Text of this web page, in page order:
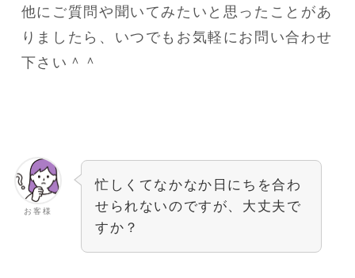
他にご質問や聞いてみたいと思ったことがあ
りましたら、いつでもお気軽にお問い合わせ
下さい＾＾
お客様
忙しくてなかなか日にちを合わ
せられないのですが、大丈夫で
すか？